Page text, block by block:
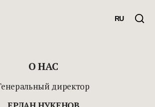
RU
О НАС
директор